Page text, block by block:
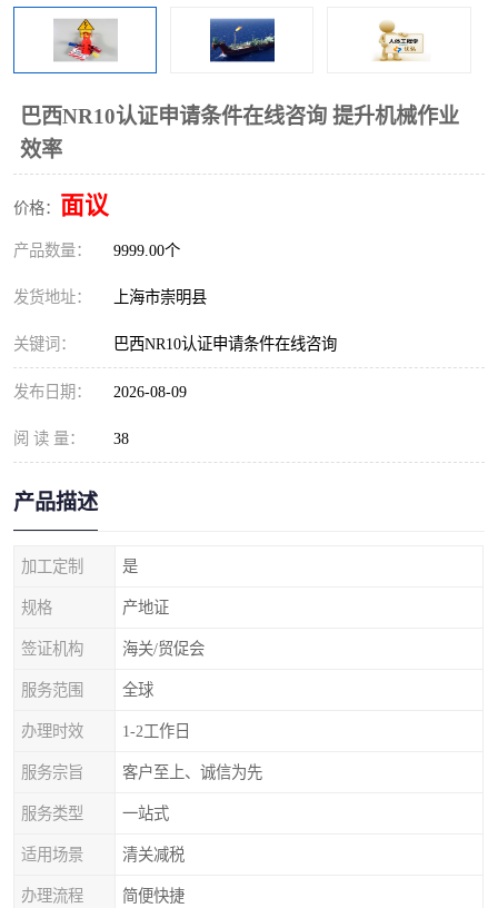
巴西NR10认证申请条件在线咨询 提升机械作业
效率
价格： 面议
产品数量： 9999.00个
发货地址： 上海市崇明县
关键词： 巴西NR10认证申请条件在线咨询
发布日期： 2026-08-09
阅 读 量： 38
产品描述
加工定制 是
规格 产地证
签证机构 海关/贸促会
服务范围 全球
办理时效 1-2工作日
服务宗旨 客户至上、诚信为先
服务类型 一站式
适用场景 清关减税
办理流程 简便快捷